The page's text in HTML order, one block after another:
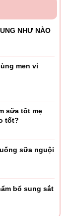
NHƯ NÀO
men vi
sữa tốt mẹ
tốt?
sữa nguội
bổ sung sắt